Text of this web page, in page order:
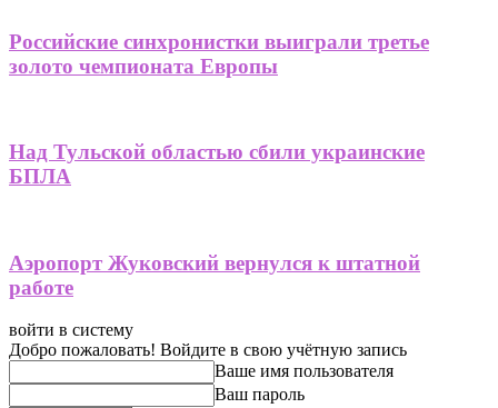
Российские синхронистки выиграли третье
золото чемпионата Европы
Над Тульской областью сбили украинские
БПЛА
Аэропорт Жуковский вернулся к штатной
работе
войти в систему
Добро пожаловать! Войдите в свою учётную запись
Ваше имя пользователя
Ваш пароль